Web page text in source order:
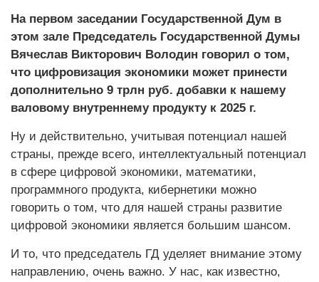
На первом заседании Государственной Дум в
этом зале Председатель Государственной Думы
Вячеслав Викторович Володин говорил о том,
что цифровизация экономики может принести
дополнительно 9 трлн руб. добавки к нашему
валовому внутреннему продукту к 2025 г.
Ну и действительно, учитывая потенциал нашей
страны, прежде всего, интеллектуальный потенциал
в сфере цифровой экономики, математики,
программного продукта, кибернетики можно
говорить о том, что для нашей страны развитие
цифровой экономики является большим шансом.
И то, что председатель ГД уделяет внимание этому
направлению, очень важно. У нас, как известно,